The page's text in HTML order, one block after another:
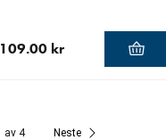
109.00 kr
av 4 Neste